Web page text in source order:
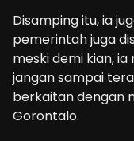
Disamping itu, ia
pemerintah juga
meski demi kian,
jangan sampai
berkaitan dengan
Gorontalo.